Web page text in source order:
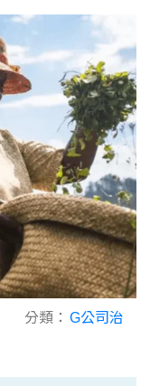
分類： G公司治